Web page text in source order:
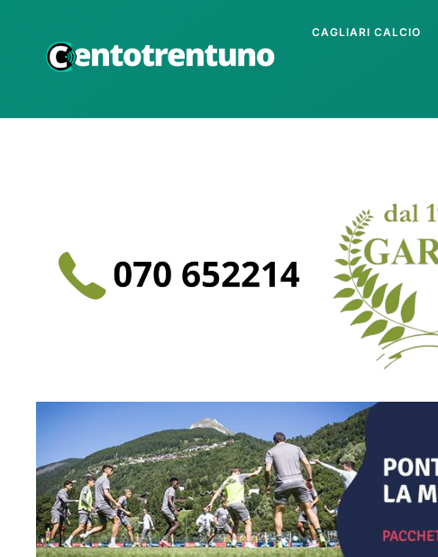
CAGLIARI CALCIO